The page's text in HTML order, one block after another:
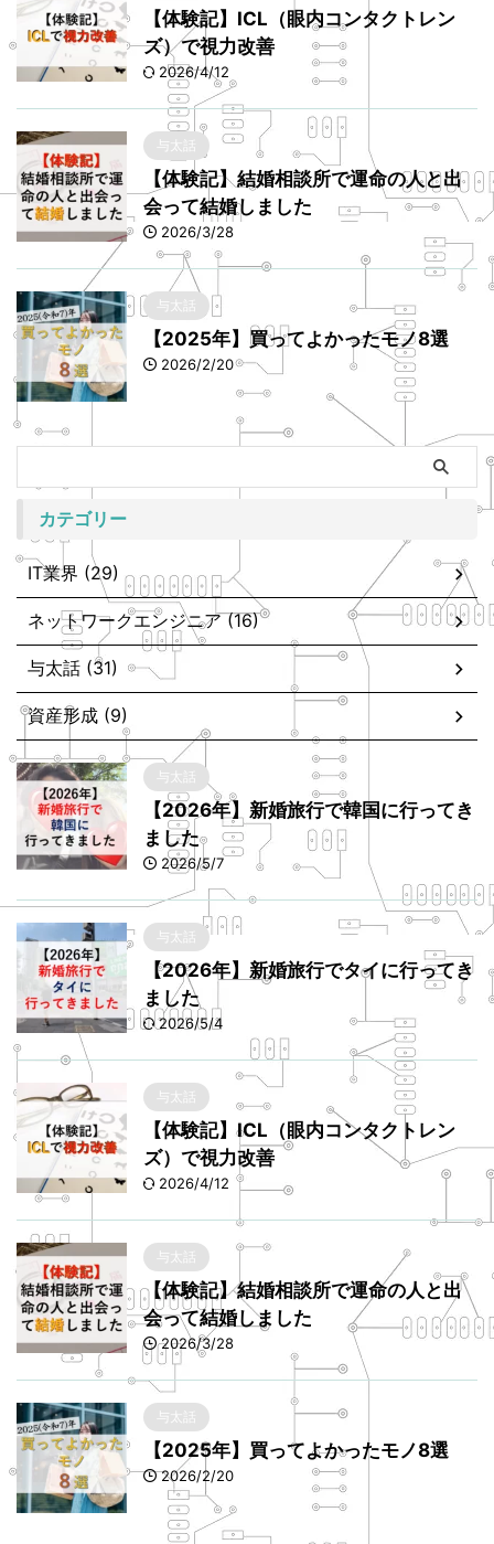
【体験記】ICL（眼内コンタクトレン
ズ）で視力改善
2026/4/12
与太話
【体験記】結婚相談所で運命の人と出
会って結婚しました
2026/3/28
与太話
【2025年】買ってよかったモノ8選
2026/2/20
カテゴリー
IT業界 (29)
ネットワークエンジニア (16)
与太話 (31)
資産形成 (9)
与太話
【2026年】新婚旅行で韓国に行ってき
ました
2026/5/7
与太話
【2026年】新婚旅行でタイに行ってき
ました
2026/5/4
与太話
【体験記】ICL（眼内コンタクトレン
ズ）で視力改善
2026/4/12
与太話
【体験記】結婚相談所で運命の人と出
会って結婚しました
2026/3/28
与太話
【2025年】買ってよかったモノ8選
2026/2/20